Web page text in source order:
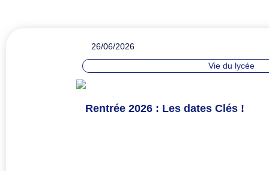
26/06/2026
Vie du lycée
Rentrée 2026 : Les dates Clés !